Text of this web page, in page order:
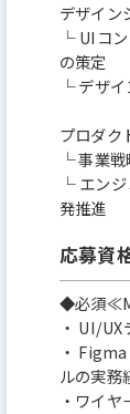
における
ービスブラ
資産運用
のワンルー
に特化し
フォームを
クリアに届
一貫した
称性が解消
この市場
ーが個別
デザイン
└ UIコ
の策定
└ デザ
プロダク
└ 事業
└ エン
発推進
応募資
◆必須
・ UI/UX
・
ルの実務
・ワイ